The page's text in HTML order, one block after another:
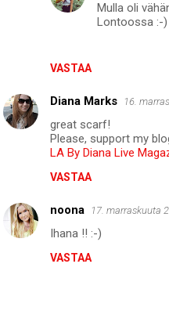
t
VASTAA
Mulla oli
Lontoossa :-)
Diana Marks 16.
great scarf!
Please, support my
LA By Diana Live
VASTAA
noona 17. marraskuuta
Ihana !! :-)
VASTAA